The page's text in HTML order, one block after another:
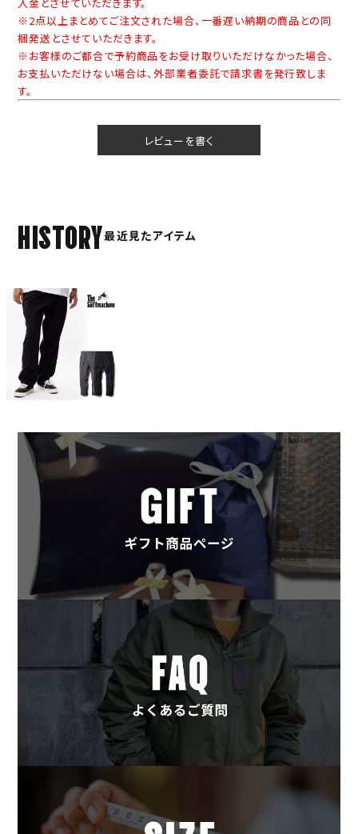
※2点以上まとめてご注文された場合、一番遅い納期の商品との同
梱発送とさせていただきます。
※お客様のご都合で予約商品をお受け取りいただけなかった場合、
お支払いただけない場合は、外部業者委託で請求書を発行致しま
す。
レビューを書く
HISTORY最近見たアイテム